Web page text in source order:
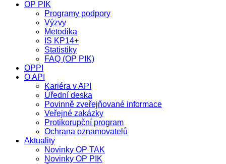
OP PIK
Programy podpory
Výzvy
Metodika
IS KP14+
Statistiky
FAQ (OP PIK)
OPPI
O API
Kariéra v API
Úřední deska
Povinně zveřejňované informace
Veřejné zakázky
Protikorupční program
Ochrana oznamovatelů
Aktuality
Novinky OP TAK
Novinky OP PIK